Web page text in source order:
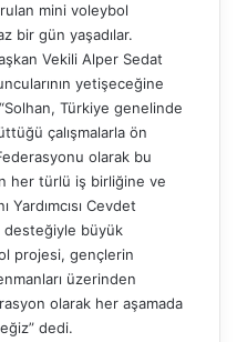
mini voleybol
bir gün yaşadılar.
Vekili Alper Sedat
yetişeceğine
Türkiye genelinde
çalışmalarla ön
olarak bu
her türlü iş birliğine ve
Yardımcısı Cevdet
desteğiyle büyük
projesi, gençlerin
üzerinden
olarak her aşamada
dedi.